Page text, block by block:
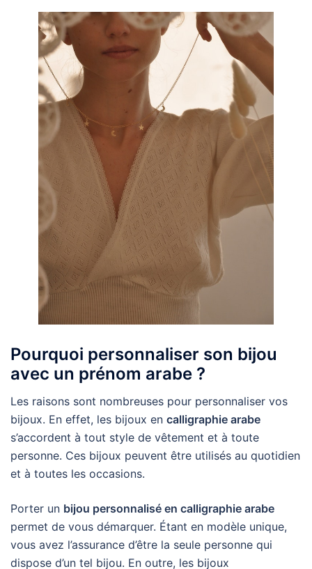
Pourquoi personnaliser son bijou
avec un prénom arabe ?
Les raisons sont nombreuses pour personnaliser vos
bijoux. En effet, les bijoux en calligraphie arabe
s’accordent à tout style de vêtement et à toute
personne. Ces bijoux peuvent être utilisés au quotidien
et à toutes les occasions.
Porter un bijou personnalisé en calligraphie arabe
permet de vous démarquer. Étant en modèle unique,
vous avez l’assurance d’être la seule personne qui
dispose d’un tel bijou. En outre, les bijoux